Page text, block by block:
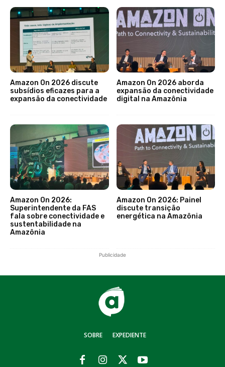
Amazon On 2026 discute
subsídios eficazes para a
expansão da conectividade
Amazon On 2026 aborda
expansão da conectividade
digital na Amazônia
Amazon On 2026:
Superintendente da FAS
fala sobre conectividade e
sustentabilidade na
Amazônia
Amazon On 2026: Painel
discute transição
energética na Amazônia
Publicidade
SOBRE EXPEDIENTE